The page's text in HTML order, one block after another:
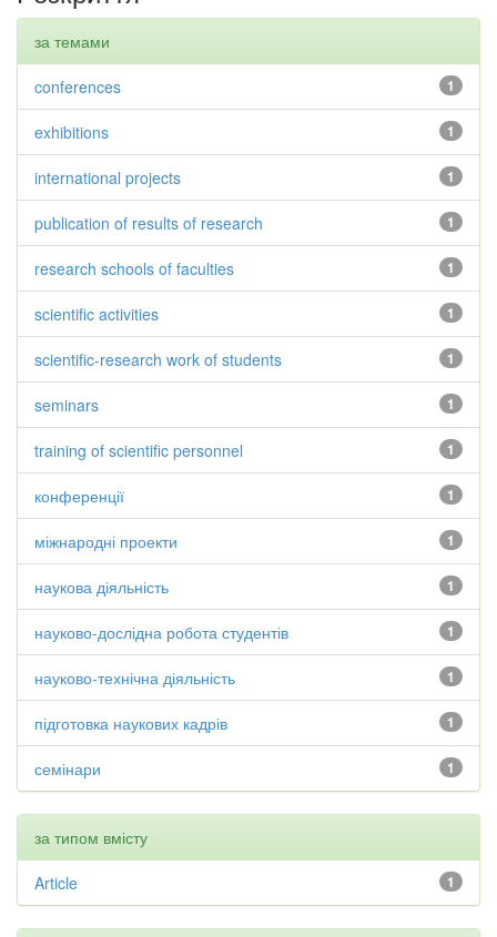
за темами
1
conferences
1
exhibitions
1
international projects
1
publication of results of research
1
research schools of faculties
1
scientific activities
1
scientific-research work of students
1
seminars
1
training of scientific personnel
1
конференції
1
міжнародні проекти
1
наукова діяльність
1
науково-дослідна робота студентів
1
науково-технічна діяльність
1
підготовка наукових кадрів
1
семінари
за типом вмісту
1
Article